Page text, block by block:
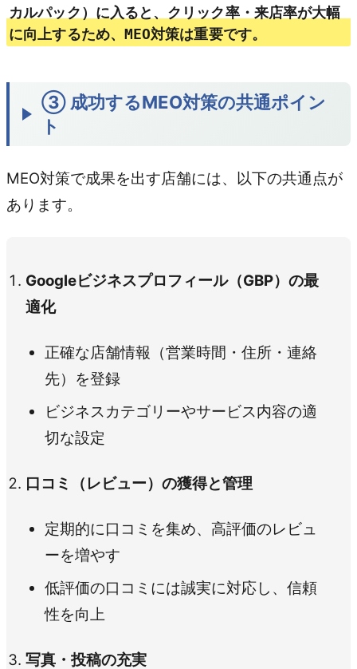
カルパック）に入ると、クリック率・来店率が大幅
に向上するため、MEO対策は重要です。
③ 成功するMEO対策の共通ポイン
ト
MEO対策で成果を出す店舗には、以下の共通点が
あります。
Googleビジネスプロフィール（GBP）の最
適化
正確な店舗情報（営業時間・住所・連絡
先）を登録
ビジネスカテゴリーやサービス内容の適
切な設定
口コミ（レビュー）の獲得と管理
定期的に口コミを集め、高評価のレビュ
ーを増やす
低評価の口コミには誠実に対応し、信頼
性を向上
写真・投稿の充実